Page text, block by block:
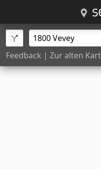
Feedback | Zur alten